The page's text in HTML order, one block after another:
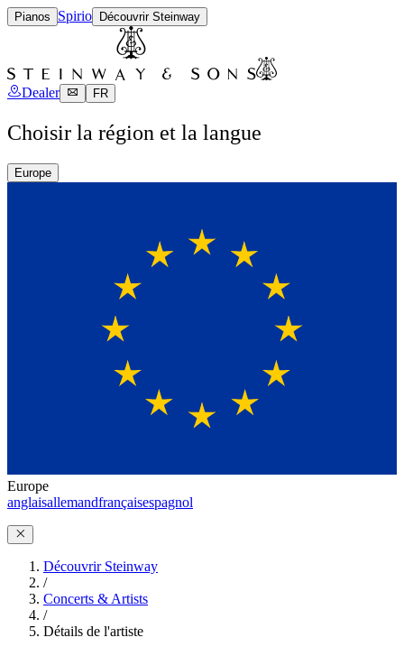
Pianos Spirio Découvrir Steinway
Dealer FR
Choisir la région et la langue
Europe
Europe
anglaisallemandfrançaisespagnol
Découvrir Steinway
/
Concerts & Artists
/
Détails de l'artiste